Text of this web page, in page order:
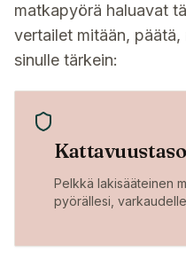
matkapyörä haluavat
vertailet mitään,
sinulle tärkein:
Kattavuustaso
Pelkkä lakisääteinen
pyörällesi,